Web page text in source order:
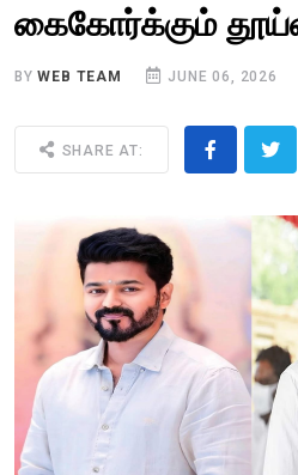
கைகோர்க்கும்
BYWEB TEAM JUNE 06, 2026
SHARE AT: